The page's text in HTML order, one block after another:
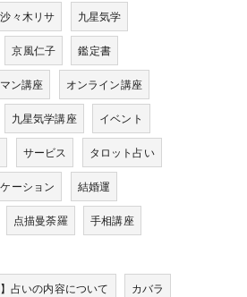
沙々木リサ 九星気学
京風仁子 鑑定書
ン講座 オンライン講座
九星気学講座 イベント
サービス タロット占い
ーション 結婚運
点描曼荼羅 手相講座
占いの内容について カバラ